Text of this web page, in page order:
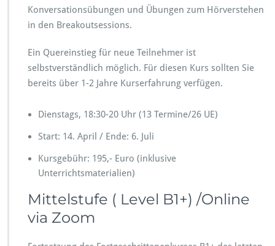
Konversationsübungen und Übungen zum Hörverstehen
in den Breakoutsessions.
Ein Quereinstieg für neue Teilnehmer ist
selbstverständlich möglich. Für diesen Kurs sollten Sie
bereits über 1-2 Jahre Kurserfahrung verfügen.
Dienstags, 18:30-20 Uhr (13 Termine/26 UE)
Start: 14. April / Ende: 6. Juli
Kursgebühr: 195,- Euro (inklusive
Unterrichtsmaterialien)
Mittelstufe ( Level B1+) /Online
via Zoom